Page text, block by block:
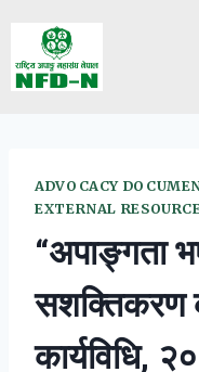
content
ADVOCACY
EXTERNAL
“अपाङ्गता
सशक्तिकरण
कार्यविधि,